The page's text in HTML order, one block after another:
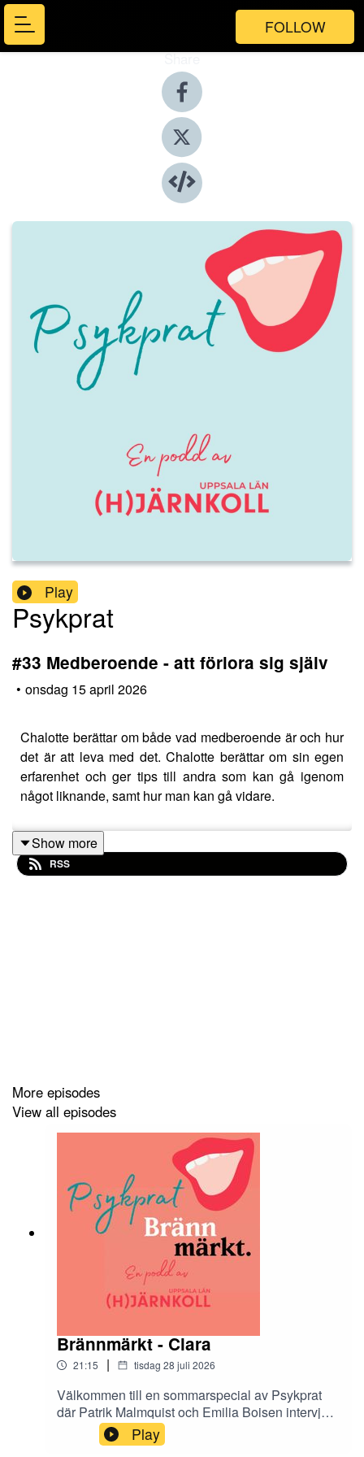
FOLLOW
Share
Play
Psykprat
#33 Medberoende - att förlora sig själv
• onsdag 15 april 2026
Chalotte berättar om både vad medberoende är och hur
det är att leva med det. Chalotte berättar om sin egen
erfarenhet och ger tips till andra som kan gå igenom
något liknande, samt hur man kan gå vidare.
Show more
RSS
More episodes
View all episodes
Brännmärkt - Clara
21:15 | tisdag 28 juli 2026
Välkommen till en sommarspecial av Psykprat
där Patrik Malmquist och Emilia Boisen intervjuar
de tolv Hjärnkollambassadörer som medverkar i
antologin Brännmärkt. Brännmärkt är en bok om
Play